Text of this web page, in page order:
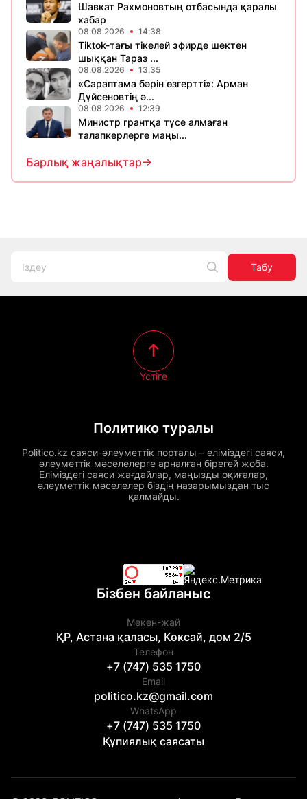
Шавкат Рахмоновтың отбасында қаралы
хабар
08.08.2026 14:38
Tiktok-тағы тікелей эфирде шектен
шыққан Тараз ...
08.08.2026 13:35
«Сараптама бәрін өзгертті»: Арман
Дүйсеновтің ә...
08.08.2026 12:39
Министр грантқа түсе алмаған
талапкерлерге маңы...
Барлық жаңалықтар
Табу
Политико туралы
Politico.kz саяси-әлеуметтік порталы – еліміздегі саяси,
әлеуметтік мәселелерге арналған бірегей жоба.
Еліміздегі саяси жағдайлар, маңызды оқиғалар,
әлеуметтік мәселелер біздің назарымыздан тыс
қалмайды.
Үстіге
Бізбен байланыс
Мекен-жай
ҚР, Астана қаласы, Көксай, дом 2/5
Телефон
+7 (747) 535 1750
Email
politico.kz@gmail.com
WhatsApp
+7 (747) 535 1750
Құпиялық саясаты